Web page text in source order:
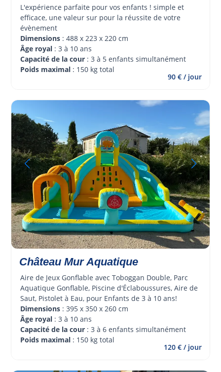
L'expérience parfaite pour vos enfants ! simple et
efficace, une valeur sur pour la réussite de votre
évènement
Dimensions : 488 x 223 x 220 cm
Âge royal : 3 à 10 ans
Capacité de la cour : 3 à 5 enfants simultanément
Poids maximal : 150 kg total
90 € / jour
Château Mur Aquatique
Aire de Jeux Gonflable avec Toboggan Double, Parc
Aquatique Gonflable, Piscine d'Éclaboussures, Aire de
Saut, Pistolet à Eau, pour Enfants de 3 à 10 ans!
Dimensions : 395 x 350 x 260 cm
Âge royal : 3 à 10 ans
Capacité de la cour : 3 à 6 enfants simultanément
Poids maximal : 150 kg total
120 € / jour